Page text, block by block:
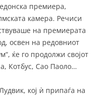
премиера,
камера. Речиси
на премиерата
освен на редовниот
ќе го продолжи својот
Котбус, Сао Паоло…
кој ѝ припаѓа на